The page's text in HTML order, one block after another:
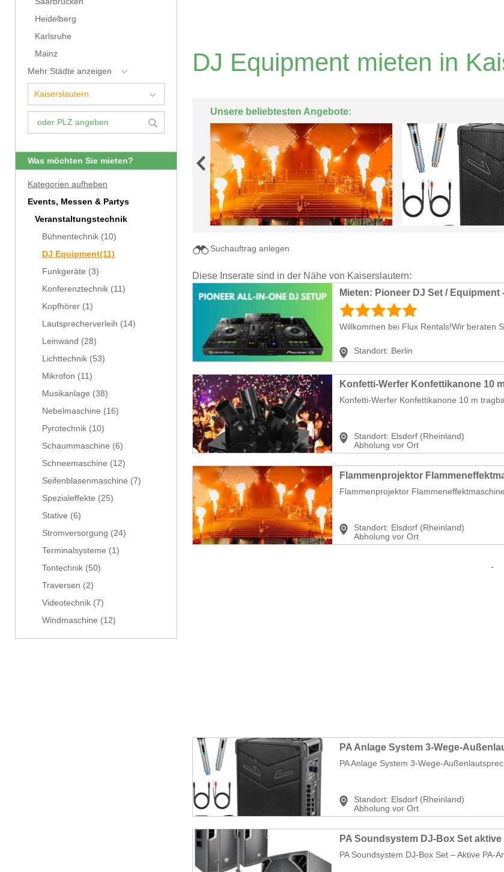
Heidelberg
Karlsruhe
Mainz
Mehr Städte anzeigen
Was möchten Sie mieten?
Kategorien aufheben
Events, Messen & Partys
Veranstaltungstechnik
Bühnentechnik (10)
DJ Equipment(11)
Funkgeräte (3)
Konferenztechnik (11)
Kopfhörer (1)
Lautsprecherverleih (14)
Leinwand (28)
Lichttechnik (53)
Mikrofon (11)
Musikanlage (38)
Nebelmaschine (16)
Pyrotechnik (10)
Schaummaschine (6)
Schneemaschine (12)
Seifenblasenmaschine (7)
Spezialeffekte (25)
Stative (6)
Stromversorgung (24)
Terminalsysteme (1)
Tontechnik (50)
Traversen (2)
Videotechnik (7)
Windmaschine (12)
DJ Equipment mieten in
Unsere beliebtesten Angebote:
Suchauftrag anlegen
Diese Inserate sind in der Nähe von Kaiserslautern:
Willkommen bei Flux Rentals!Wir beraten
Standort: Berlin
Konfetti-Werfer Konfettikanone 10 m
Standort: Elsdorf (Rheinland)
Abholung vor Ort
Flammenprojektor
Standort: Elsdorf (Rheinland)
Abholung vor Ort
PA Anlage System 3-Wege-
Standort: Elsdorf (Rheinland)
Abholung vor Ort
PA Soundsystem DJ-Box Set – Aktive PA-